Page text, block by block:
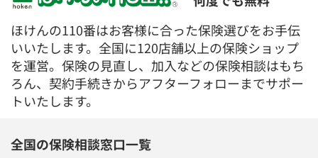
ほけんの110番はお客様に合った保険選びをお手伝
いいたします。全国に120店舗以上の保険ショップ
を運営。保険の見直し、加入などの保険相談はもち
ろん、契約手続きからアフターフォローまでサポー
トいたします。
全国の保険相談窓口一覧